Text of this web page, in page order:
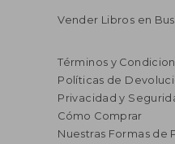
Vender Libros en
Términos y
Políticas de
Privacidad y
Cómo Comprar
Nuestras Formas de